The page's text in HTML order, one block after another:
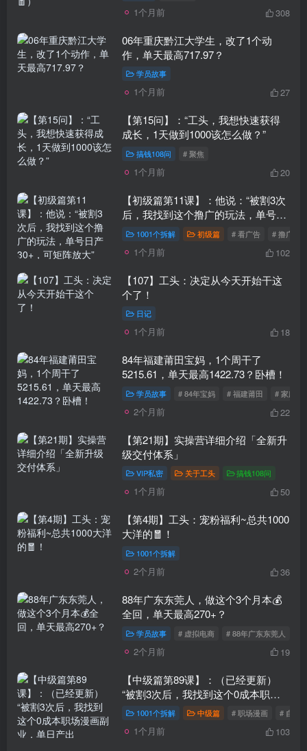
1个月前 308
06年重庆黔江大学生，改了1个动
作，单天最高717.97？
学员故事
1个月前 27
【第15问】：“工头，我想快速获得
成长，1天做到1000该怎么做？”
搞钱108问 # 聚焦
1个月前 20
【初级篇第11课】：他说：“被割3次
后，我找到这个撸广的玩法，单号日
产30+，可矩阵放大”
1001个拆解 初级篇 # 看广告 # 撸广
1个月前 102
【107】工头：决定从今天开始干这
个了！
日记
1个月前 18
84年福建莆田宝妈，1个周干了
5215.61，单天最高1422.73？卧槽！
学员故事 # 84年宝妈 # 福建莆田 # 家庭主
2个月前 22
【第21期】实操营详细介绍「全新升
级交付体系」
VIP私密 关于工头 搞钱108问
1个月前 50
【第4期】工头：宠粉福利~总共1000
大洋的🧧！
1001个拆解
2个月前 36
88年广东东莞人，做这个3个月本💰
全回，单天最高270+？
学员故事 # 虚拟电商 # 88年广东东莞人
2个月前 19
【中级篇第89课】：（已经更新）
“被割3次后，我找到这个0成本职场
漫画副业，单日产出485.1？”
1001个拆解 中级篇 # 职场漫画 # 自动
1个月前 103